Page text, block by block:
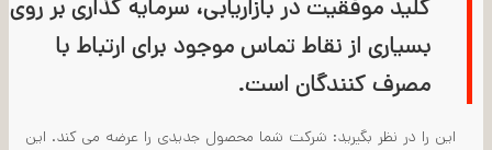
کلید موفقیت در بازاریابی، سرمایه گذاری بر روی
بسیاری از نقاط تماس موجود برای ارتباط با
مصرف کنندگان است.
این را در نظر بگیرید: شرکت شما محصول جدیدی را عرضه می کند. این